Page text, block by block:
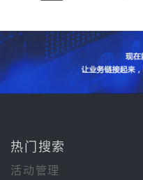
热门搜索
活动管理